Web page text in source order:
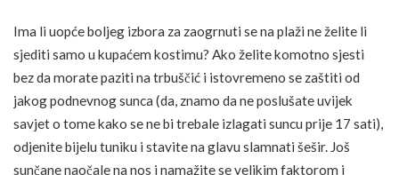
Ima li uopće boljeg izbora za zaogrnuti se na plaži ne želite li
sjediti samo u kupaćem kostimu? Ako želite komotno sjesti
bez da morate paziti na trbuščić i istovremeno se zaštiti od
jakog podnevnog sunca (da, znamo da ne poslušate uvijek
savjet o tome kako se ne bi trebale izlagati suncu prije 17 sati),
odjenite bijelu tuniku i stavite na glavu slamnati šešir. Još
sunčane naočale na nos i namažite se velikim faktorom i